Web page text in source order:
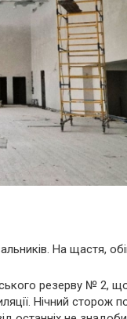
На щастя,
резерву № 2,
Нічний сторож